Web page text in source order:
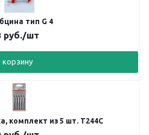
тип G 4
руб./шт
корзину
комплект из 5 шт. Т244С